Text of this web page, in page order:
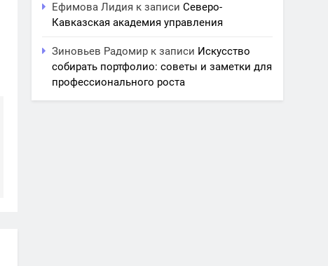
Ефимова Лидия к записиСеверо-
Кавказская академия управления
Зиновьев Радомир к записи Искусство
собирать портфолио: советы и заметки для
профессионального роста